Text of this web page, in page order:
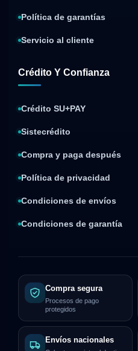
Política de garantías
Servicio al cliente
Crédito Y Confianza
Crédito SU+PAY
Sistecrédito
Compra y paga después
Política de privacidad
Condiciones de envíos
Condiciones de garantía
Compra segura
Procesos de pago
protegidos
Envíos nacionales